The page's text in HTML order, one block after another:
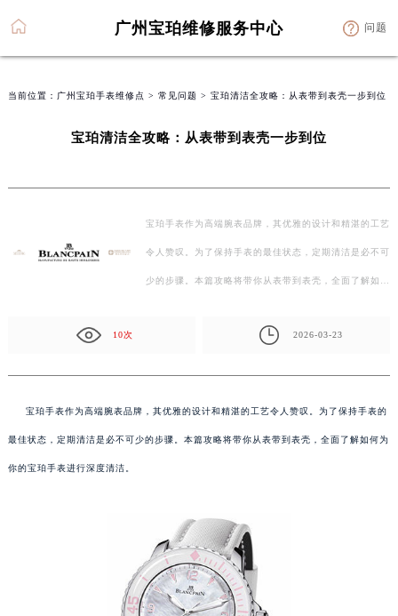
广州宝珀维修服务中心 问题
当前位置： 广州宝珀手表维修点 > 常见问题 > 宝珀清洁全攻略：从表带到表壳一步到位
宝珀清洁全攻略：从表带到表壳一步到位
宝珀手表作为高端腕表品牌，其优雅的设计和精湛的工艺
令人赞叹。为了保持手表的最佳状态，定期清洁是必不可
少的步骤。本篇攻略将带你从表带到表壳，全面了解如…
10次 2026-03-23
宝珀手表作为高端腕表品牌，其优雅的设计和精湛的工艺令人赞叹。为了保持手表的
最佳状态，定期清洁是必不可少的步骤。本篇攻略将带你从表带到表壳，全面了解如何为
你的宝珀手表进行深度清洁。